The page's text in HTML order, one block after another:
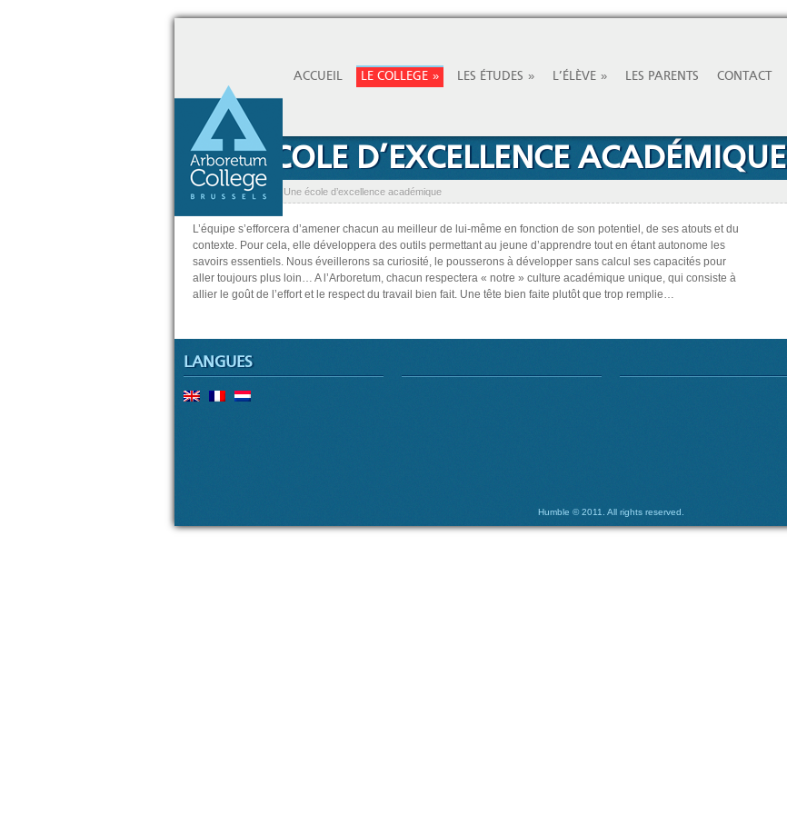
ACCUEIL LE COLLEGE » LES ÉTUDES » L’ÉLÈVE » LES PARENTS CONTACT
UNE ÉCOLE D’EXCELLENCE ACADÉMIQUE
Accueil » Le College Une école d’excellence académique
L’équipe s’efforcera d’amener chacun au meilleur de lui-même en fonction de son potentiel, de ses atouts et du
contexte. Pour cela, elle développera des outils permettant au jeune d’apprendre tout en étant autonome les
savoirs essentiels. Nous éveillerons sa curiosité, le pousserons à développer sans calcul ses capacités pour
aller toujours plus loin… A l’Arboretum, chacun respectera « notre » culture académique unique, qui consiste à
allier le goût de l’effort et le respect du travail bien fait. Une tête bien faite plutôt que trop remplie…
LANGUES
Humble © 2011. All rights reserved.